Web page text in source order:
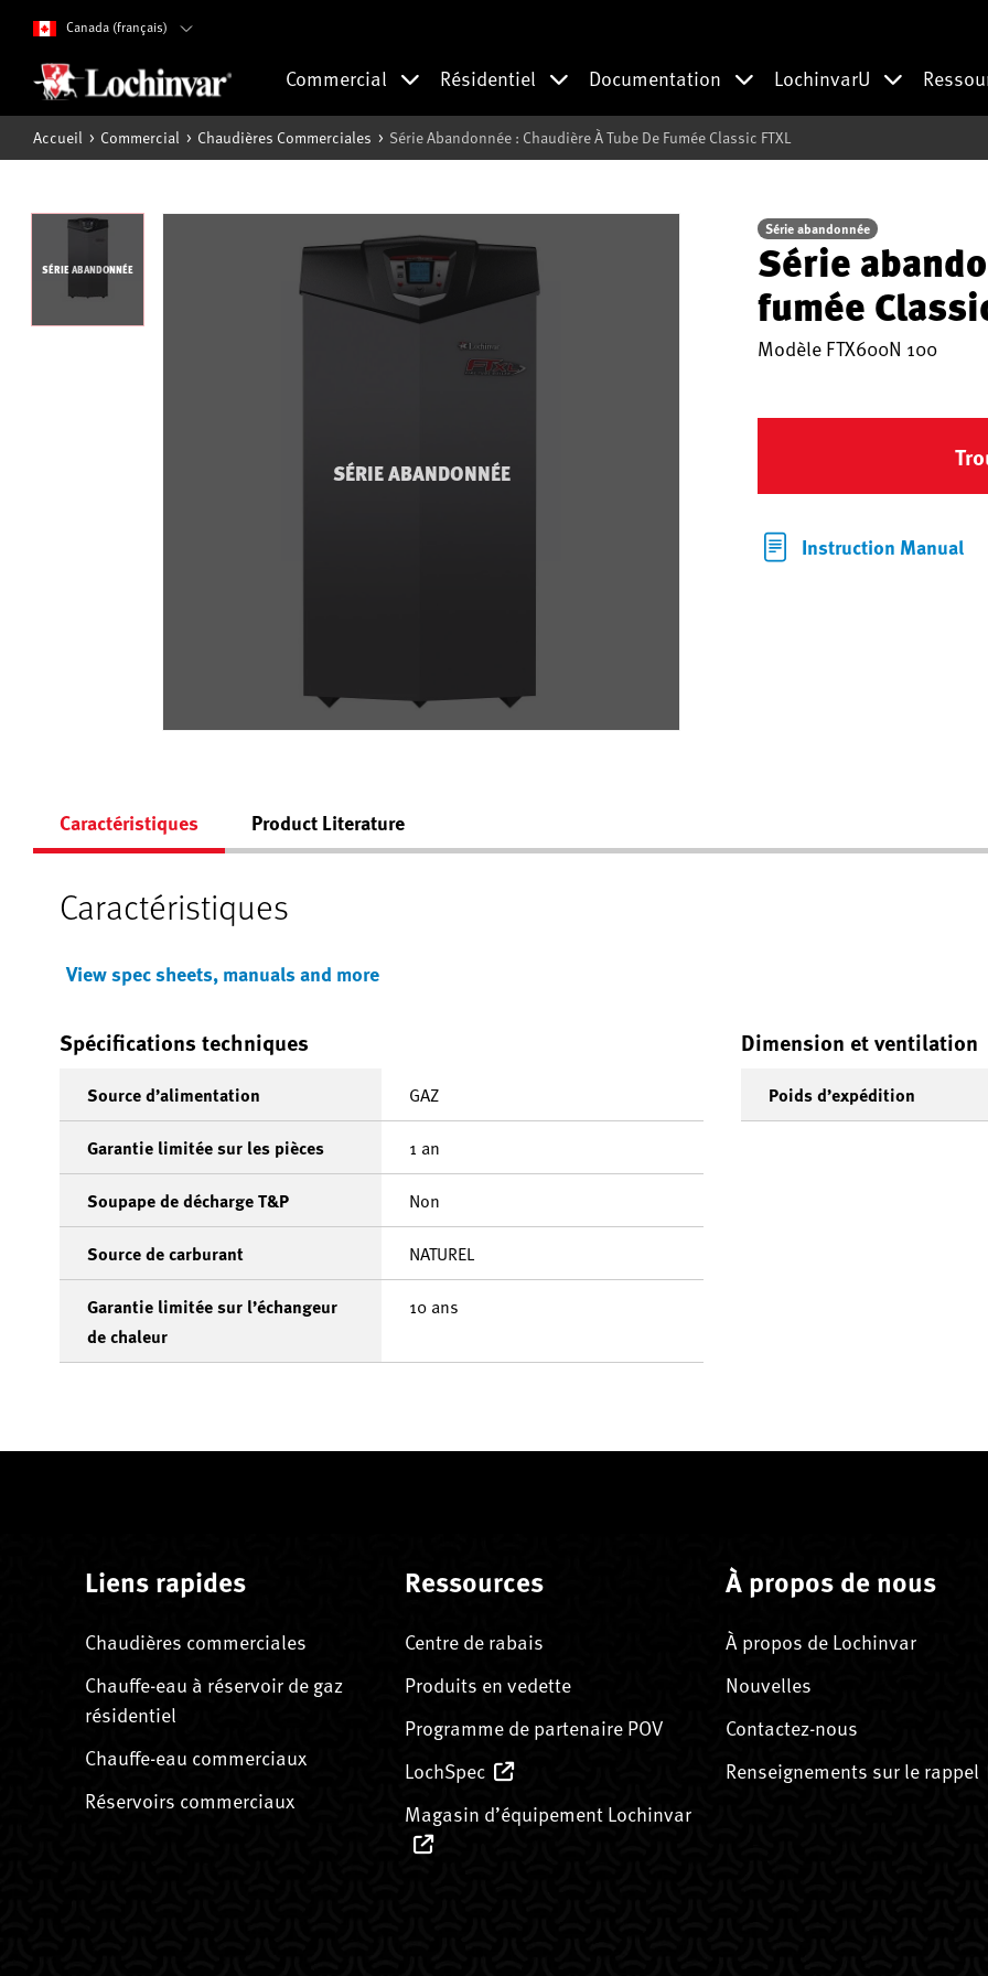
Canada (français)
Commercial Résidentiel Documentation LochinvarU
Accueil Commercial Chaudières Commerciales Série Abandonnée : Chaudière À Tube De Fumée Classic FTXL
SÉRIE ABANDONNÉE
SÉRIE ABANDONNÉE
Série abandonnée
Série
fumée
Modèle FTX600N 100
Instruction Manual
Caractéristiques Product Literature
Caractéristiques
View spec sheets, manuals and more
Spécifications techniques
Source d’alimentation GAZ
Garantie limitée sur les pièces 1 an
Soupape de décharge T&P Non
Source de carburant NATUREL
Garantie limitée sur l’échangeur
de chaleur
10 ans
Dimension et ventilation
Poids d’expédition
Liens rapides
Chaudières commerciales
Chauffe-eau à réservoir de gaz
résidentiel
Chauffe-eau commerciaux
Réservoirs commerciaux
Ressources
Centre de rabais
Produits en vedette
Programme de partenaire POV
LochSpec
Magasin d’équipement Lochinvar
À propos de nous
À propos de Lochinvar
Nouvelles
Contactez-nous
Renseignements sur le rappel